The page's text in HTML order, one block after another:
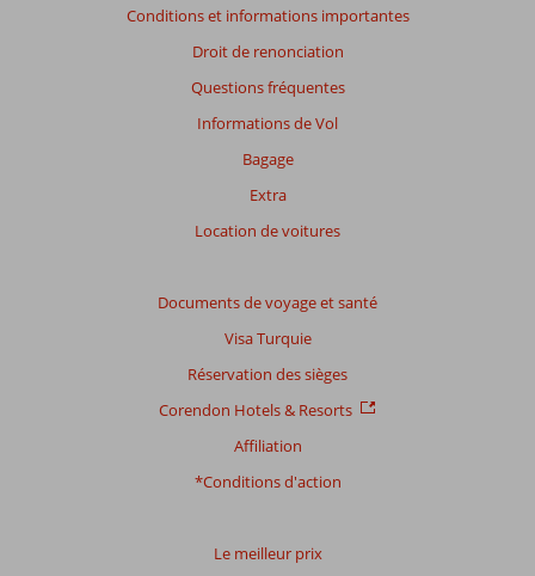
Conditions et informations importantes
Droit de renonciation
Questions fréquentes
Informations de Vol
Bagage
Extra
Location de voitures
Documents de voyage et santé
Visa Turquie
Réservation des sièges
Corendon Hotels & Resorts
Affiliation
*Conditions d'action
Le meilleur prix